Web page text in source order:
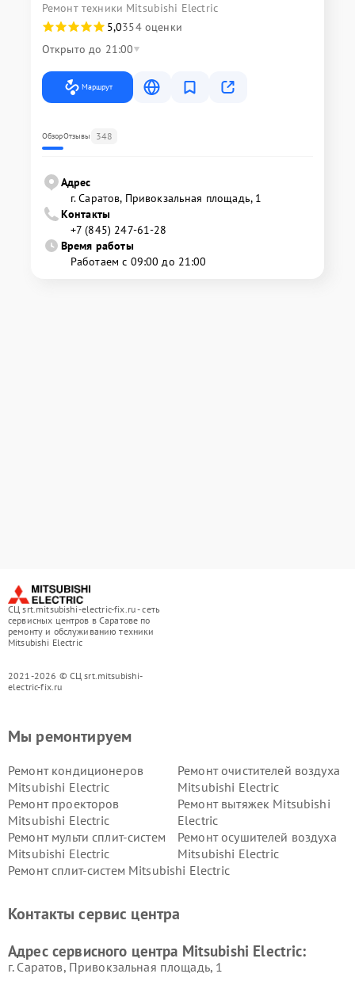
Ремонт техники Mitsubishi Electric
5,0354 оценки
Открыто до 21:00
Маршрут
ОбзорОтзывы 348
Адрес
г. Саратов, Привокзальная площадь, 1
Контакты
+7 (845) 247-61-28
Время работы
Работаем с 09:00 до 21:00
СЦ srt.mitsubishi-electric-fix.ru - сеть
сервисных центров в Саратове по
ремонту и обслуживанию техники
Mitsubishi Electric
2021-2026 © СЦ srt.mitsubishi-
electric-fix.ru
Мы ремонтируем
Ремонт кондиционеров
Mitsubishi Electric
Ремонт очистителей воздуха
Mitsubishi Electric
Ремонт проекторов
Mitsubishi Electric
Ремонт вытяжек Mitsubishi
Electric
Ремонт мульти сплит-систем
Mitsubishi Electric
Ремонт осушителей воздуха
Mitsubishi Electric
Ремонт сплит-систем Mitsubishi Electric
Контакты сервис центра
Адрес сервисного центра Mitsubishi Electric:
г. Саратов, Привокзальная площадь, 1